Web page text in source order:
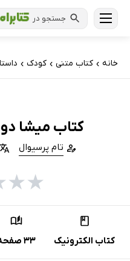
جستجو در
خانه › کتاب‌ متنی › کودک ›
کتاب میشا
تام پرسیوال
★
★
کتاب الکترونیک 33 صفحه